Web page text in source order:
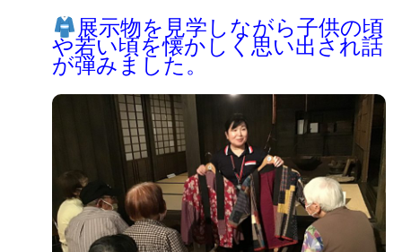
展示物を見学しながら子供の頃
や若い頃を懐かしく思い出され話
が弾みました。